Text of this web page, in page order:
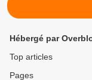
Hébergé par
Top articles
Pages